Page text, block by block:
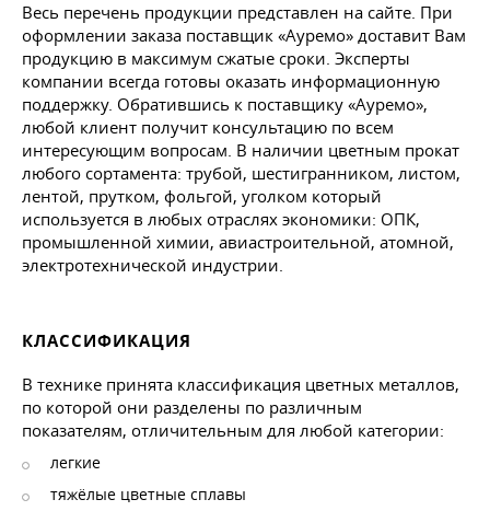
Весь перечень продукции представлен на сайте. При
оформлении заказа поставщик «Ауремо» доставит Вам
продукцию в максимум сжатые сроки. Эксперты
компании всегда готовы оказать информационную
поддержку. Обратившись к поставщику «Ауремо»,
любой клиент получит консультацию по всем
интересующим вопросам. В наличии цветным прокат
любого сортамента: трубой, шестигранником, листом,
лентой, прутком, фольгой, уголком который
используется в любых отраслях экономики: ОПК,
промышленной химии, авиастроительной, атомной,
электротехнической индустрии.
КЛАССИФИКАЦИЯ
В технике принята классификация цветных металлов,
по которой они разделены по различным
показателям, отличительным для любой категории:
легкие
тяжёлые цветные сплавы